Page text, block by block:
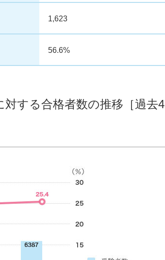
1,623
56.6%
する合格者数の推移［過去4